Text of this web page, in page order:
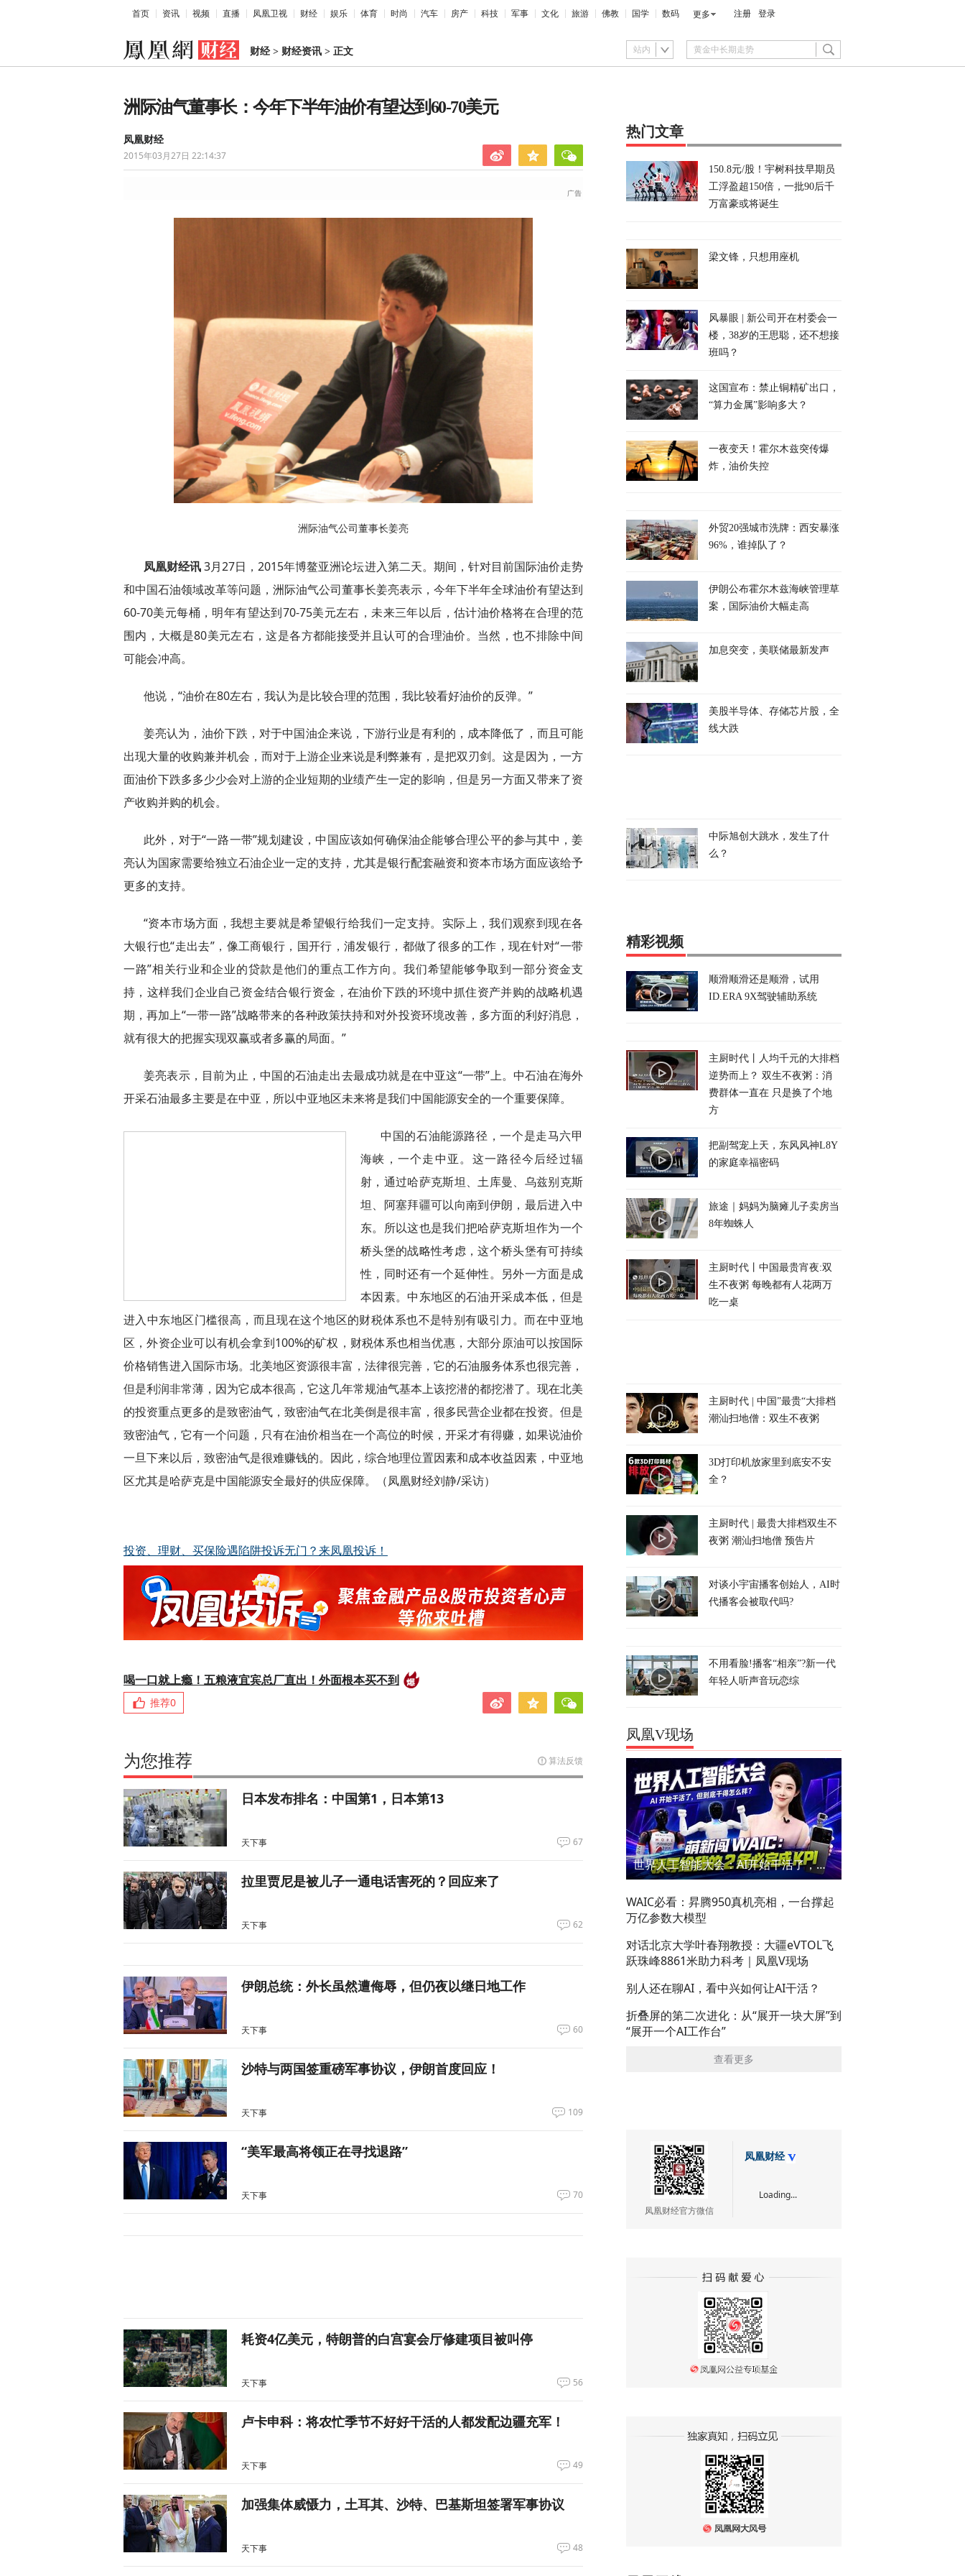
首页 资讯 视频 直播 凤凰卫视 财经 娱乐 体育 时尚 汽车 房产 科技 军事 文化 旅游 佛教 国学 数码 更多 注册 登录
财经> 财经资讯 > 正文 站内
洲际油气董事长：今年下半年油价有望达到60-70美元
凤凰财经
2015年03月27日 22:14:37
洲际油气公司董事长姜亮
凤凰财经讯3月27日，2015年博鳌亚洲论坛进入第二天。期间，针对目前国际油价走势
和中国石油领域改革等问题，洲际油气公司董事长姜亮表示，今年下半年全球油价有望达到
60-70美元每桶，明年有望达到70-75美元左右，未来三年以后，估计油价格将在合理的范
围内，大概是80美元左右，这是各方都能接受并且认可的合理油价。当然，也不排除中间
可能会冲高。
他说，“油价在80左右，我认为是比较合理的范围，我比较看好油价的反弹。”
姜亮认为，油价下跌，对于中国油企来说，下游行业是有利的，成本降低了，而且可能
出现大量的收购兼并机会，而对于上游企业来说是利弊兼有，是把双刃剑。这是因为，一方
面油价下跌多多少少会对上游的企业短期的业绩产生一定的影响，但是另一方面又带来了资
产收购并购的机会。
此外，对于“一路一带”规划建设，中国应该如何确保油企能够合理公平的参与其中，姜
亮认为国家需要给独立石油企业一定的支持，尤其是银行配套融资和资本市场方面应该给予
更多的支持。
“资本市场方面，我想主要就是希望银行给我们一定支持。实际上，我们观察到现在各
大银行也“走出去”，像工商银行，国开行，浦发银行，都做了很多的工作，现在针对“一带
一路”相关行业和企业的贷款是他们的重点工作方向。我们希望能够争取到一部分资金支
持，这样我们企业自己资金结合银行资金，在油价下跌的环境中抓住资产并购的战略机遇
期，再加上“一带一路”战略带来的各种政策扶持和对外投资环境改善，多方面的利好消息，
就有很大的把握实现双赢或者多赢的局面。”
姜亮表示，目前为止，中国的石油走出去最成功就是在中亚这“一带”上。中石油在海外
开采石油最多主要是在中亚，所以中亚地区未来将是我们中国能源安全的一个重要保障。
中国的石油能源路径，一个是走马六甲
海峡，一个走中亚。这一路径今后经过辐
射，通过哈萨克斯坦、土库曼、乌兹别克斯
坦、阿塞拜疆可以向南到伊朗，最后进入中
东。所以这也是我们把哈萨克斯坦作为一个
桥头堡的战略性考虑，这个桥头堡有可持续
性，同时还有一个延伸性。另外一方面是成
本因素。中东地区的石油开采成本低，但是
进入中东地区门槛很高，而且现在这个地区的财税体系也不是特别有吸引力。而在中亚地
区，外资企业可以有机会拿到100%的矿权，财税体系也相当优惠，大部分原油可以按国际
价格销售进入国际市场。北美地区资源很丰富，法律很完善，它的石油服务体系也很完善，
但是利润非常薄，因为它成本很高，它这几年常规油气基本上该挖潜的都挖潜了。现在北美
的投资重点更多的是致密油气，致密油气在北美倒是很丰富，很多民营企业都在投资。但是
致密油气，它有一个问题，只有在油价相当在一个高位的时候，开采才有得赚，如果说油价
一旦下来以后，致密油气是很难赚钱的。因此，综合地理位置因素和成本收益因素，中亚地
区尤其是哈萨克是中国能源安全最好的供应保障。（凤凰财经刘静/采访）
投资、理财、买保险遇陷阱投诉无门？来凤凰投诉！
喝一口就上瘾！五粮液宜宾总厂直出！外面根本买不到
推荐0
为您推荐 算法反馈
日本发布排名：中国第1，日本第13
天下事 67
拉里贾尼是被儿子一通电话害死的？回应来了
天下事 62
伊朗总统：外长虽然遭侮辱，但仍夜以继日地工作
天下事 60
沙特与两国签重磅军事协议，伊朗首度回应！
天下事 109
“美军最高将领正在寻找退路”
天下事 70
耗资4亿美元，特朗普的白宫宴会厅修建项目被叫停
天下事 56
卢卡申科：将农忙季节不好好干活的人都发配边疆充军！
天下事 49
加强集体威慑力，土耳其、沙特、巴基斯坦签署军事协议
天下事 48
热门文章
150.8元/股！宇树科技早期员
工浮盈超150倍，一批90后千
万富豪或将诞生
梁文锋，只想用座机
风暴眼 | 新公司开在村委会一
楼，38岁的王思聪，还不想接
班吗？
这国宣布：禁止铜精矿出口，
“算力金属”影响多大？
一夜变天！霍尔木兹突传爆
炸，油价失控
外贸20强城市洗牌：西安暴涨
96%，谁掉队了？
伊朗公布霍尔木兹海峡管理草
案，国际油价大幅走高
加息突变，美联储最新发声
美股半导体、存储芯片股，全
线大跌
中际旭创大跳水，发生了什
么？
精彩视频
顺滑顺滑还是顺滑，试用
ID.ERA 9X驾驶辅助系统
主厨时代丨人均千元的大排档
逆势而上？ 双生不夜粥：消
费群体一直在 只是换了个地
方
把副驾宠上天，东风风神L8Y
的家庭幸福密码
旅途｜妈妈为脑瘫儿子卖房当
8年蜘蛛人
主厨时代丨中国最贵宵夜:双
生不夜粥 每晚都有人花两万
吃一桌
主厨时代 | 中国”最贵“大排档
潮汕扫地僧：双生不夜粥
3D打印机放家里到底安不安
全？
主厨时代 | 最贵大排档双生不
夜粥 潮汕扫地僧 预告片
对谈小宇宙播客创始人，AI时
代播客会被取代吗?
不用看脸!播客“相亲”?新一代
年轻人听声音玩恋综
凤凰V现场
世界人工智能大会：AI开始干活了，但到底干的怎么样？萌新闯WAIC
WAIC必看：昇腾950真机亮相，一台撑起
万亿参数大模型
对话北京大学叶春翔教授：大疆eVTOL飞
跃珠峰8861米助力科考｜凤凰V现场
别人还在聊AI，看中兴如何让AI干活？
折叠屏的第二次进化：从“展开一块大屏”到
“展开一个AI工作台”
查看更多
凤凰财经官方微信
凤凰财经
Loading...